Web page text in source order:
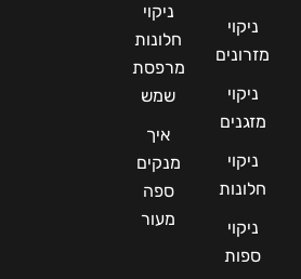
ניקוי
מזרונים
ניקוי
מזגנים
ניקוי
חלונות
ניקוי
ספות
ניקוי
חלונות
מרפסת
שמש
איך
מנקים
ספה
מעור